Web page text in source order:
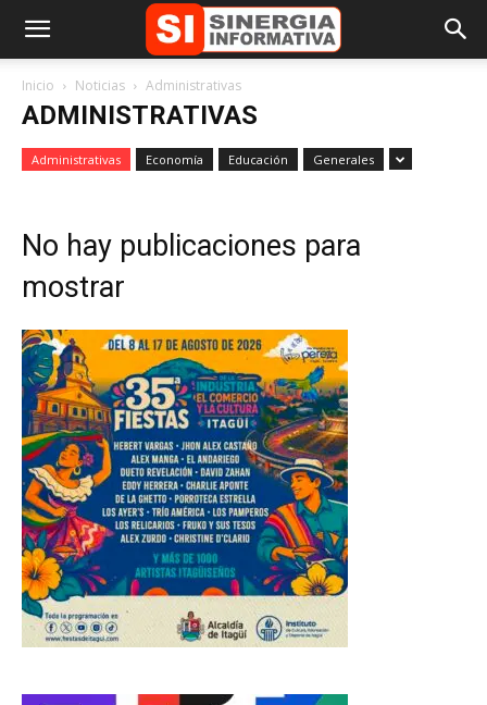
Inicio Noticias Administrativas
ADMINISTRATIVAS
Administrativas Economía Educación Generales
No hay publicaciones para
mostrar